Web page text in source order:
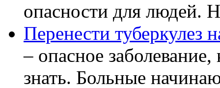
опасности для людей.
Перенести туберкулез
– опасное
знать. Больные